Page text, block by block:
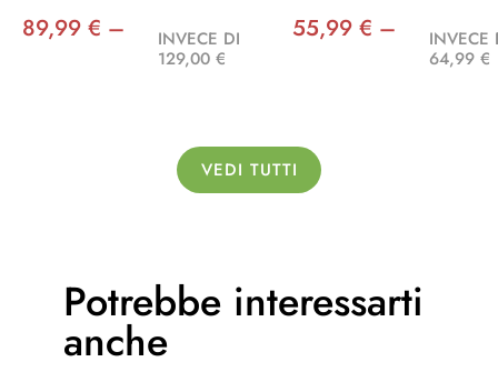
89,99 € –
INVECE DI
129,00 €
55,99 € –
INVECE
64,99 €
VEDI TUTTI
Potrebbe interessarti
anche